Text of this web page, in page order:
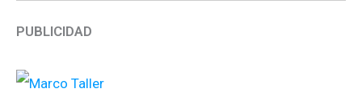
PUBLICIDAD